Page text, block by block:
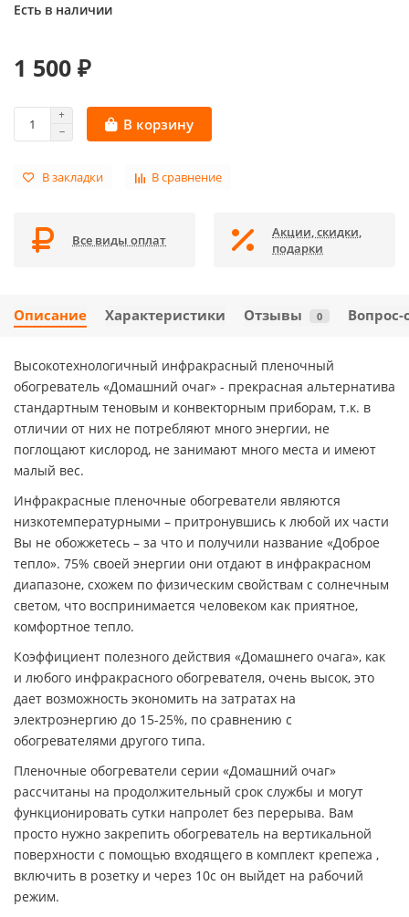
Есть в наличии
1 500 ₽
В корзину
В закладки В сравнение
Все виды оплат
Акции, скидки,
подарки
Описание Характеристики Отзывы 0 Вопрос-
Высокотехнологичный инфракрасный пленочный
обогреватель «Домашний очаг» - прекрасная альтернатива
стандартным теновым и конвекторным приборам, т.к. в
отличии от них не потребляют много энергии, не
поглощают кислород, не занимают много места и имеют
малый вес.
Инфракрасные пленочные обогреватели являются
низкотемпературными – притронувшись к любой их части
Вы не обожжетесь – за что и получили название «Доброе
тепло». 75% своей энергии они отдают в инфракрасном
диапазоне, схожем по физическим свойствам с солнечным
светом, что воспринимается человеком как приятное,
комфортное тепло.
Коэффициент полезного действия «Домашнего очага», как
и любого инфракрасного обогревателя, очень высок, это
дает возможность экономить на затратах на
электроэнергию до 15-25%, по сравнению с
обогревателями другого типа.
Пленочные обогреватели серии «Домашний очаг»
рассчитаны на продолжительный срок службы и могут
функционировать сутки напролет без перерыва. Вам
просто нужно закрепить обогреватель на вертикальной
поверхности с помощью входящего в комплект крепежа ,
включить в розетку и через 10с он выйдет на рабочий
режим.